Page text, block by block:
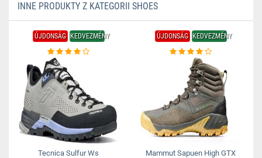
INNE PRODUKTY Z KATEGORII SHOES
ÚJDONSÁG KEDVEZMÉNY
Tecnica Sulfur Ws
ÚJDONSÁG KEDVEZMÉNY
Mammut Sapuen High GTX